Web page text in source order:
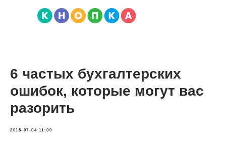
6 частых бухгалтерских
ошибок, которые могут вас
разорить
2016-07-04 11:00